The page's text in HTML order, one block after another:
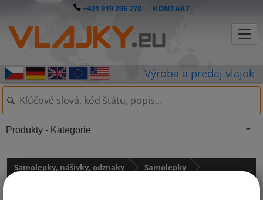
+421 919 296 778| KONTAKT
Samolepky, nášivky, odznaky
Samolepky
Produkty - Kategorie